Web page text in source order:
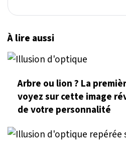
À lire aussi
Arbre ou lion ? La
voyez sur cette image
de votre personnalité